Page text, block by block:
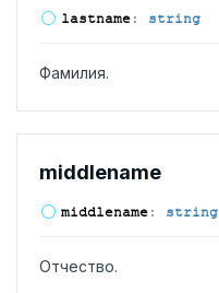
lastname: string
Фамилия.
middlename
middlename: string
Отчество.